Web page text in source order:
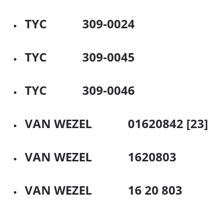
TYC 309-0024
TYC 309-0045
TYC 309-0046
VAN WEZEL 01620842 [23]
VAN WEZEL 1620803
VAN WEZEL 16 20 803